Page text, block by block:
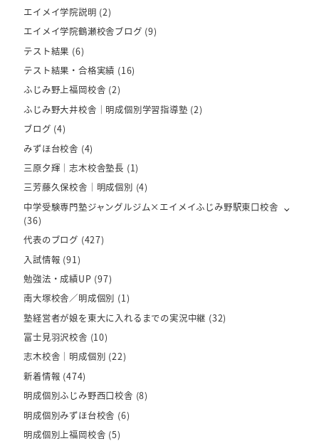
エイメイ学院説明 (2)
エイメイ学院鶴瀬校舎ブログ (9)
テスト結果 (6)
テスト結果・合格実績 (16)
ふじみ野上福岡校舎 (2)
ふじみ野大井校舎｜明成個別学習指導塾 (2)
ブログ (4)
みずほ台校舎 (4)
三原夕輝｜志木校舎塾長 (1)
三芳藤久保校舎｜明成個別 (4)
中学受験専門塾ジャングルジム×エイメイふじみ野駅東口校舎
(36)
代表のブログ (427)
入試情報 (91)
勉強法・成績UP (97)
南大塚校舎／明成個別 (1)
塾経営者が娘を東大に入れるまでの実況中継 (32)
富士見羽沢校舎 (10)
志木校舎｜明成個別 (22)
新着情報 (474)
明成個別ふじみ野西口校舎 (8)
明成個別みずほ台校舎 (6)
明成個別上福岡校舎 (5)